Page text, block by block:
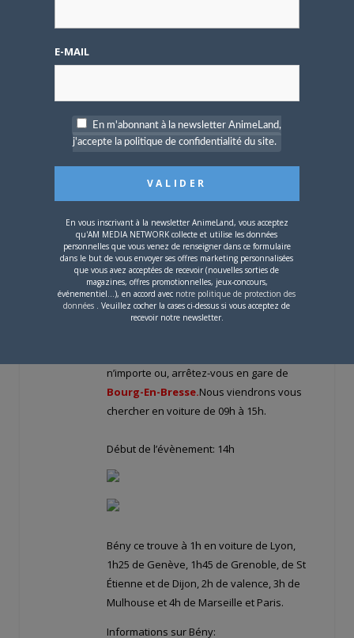
-Tournoi pro, niveau 9+
-Tournoi pro/am. niveau <9
Le règlement des tournois se télécharge ici:
c’est ici:
—————————————
Comment venir àBény?
Ceux qui viennent par l’autoroute prendre
la sortie 6 de l’autoroute A40 “Bourg centre”
et prendre direction Lons le saunier.
n’importe ou, arrêtez-vous en gare de
Bourg-En-Bresse.Nous viendrons vous
chercher en voiture de 09h à 15h.
Début de l’évènement: 14h
Bény ce trouve à 1h en voiture de Lyon,
1h25 de Genève, 1h45 de Grenoble, de St
Étienne et de Dijon, 2h de valence, 3h de
Mulhouse et 4h de Marseille et Paris.
Informations sur Bény:
E-MAIL
En m'abonnant à la newsletter AnimeLand,
j'accepte la politique de confidentialité du site.
En vous inscrivant à la newsletter AnimeLand, vous acceptez
qu'AM MEDIA NETWORK collecte et utilise les données
personnelles que vous venez de renseigner dans ce formulaire
dans le but de vous envoyer ses offres marketing personnalisées
que vous avez acceptées de recevoir (nouvelles sorties de
magazines, offres promotionnelles, jeux-concours,
événementiel...), en accord avec notre politique de protection des
données . Veuillez cocher la cases ci-dessus si vous acceptez de
recevoir notre newsletter.